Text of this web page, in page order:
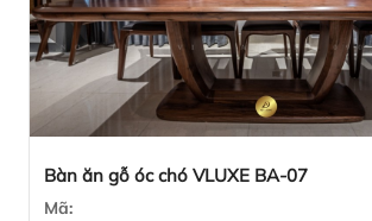
Bàn ăn gỗ óc chó VLUXE BA-07
Mã: